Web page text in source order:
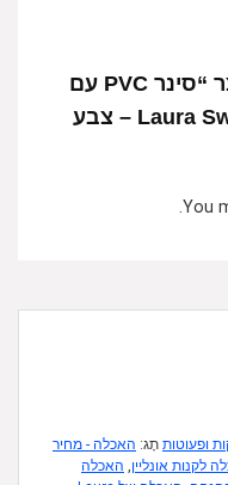
היה הראשון לסקור את המוצר “סינר PVC עם
שרוול מיקי מאוס מבית Laura Swisra – צבע
You
ופעוטות תָג: האכלה - מחיר
לקנות אונליין, האכלה